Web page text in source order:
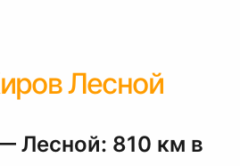
Лесной
Лесной: 810 км в